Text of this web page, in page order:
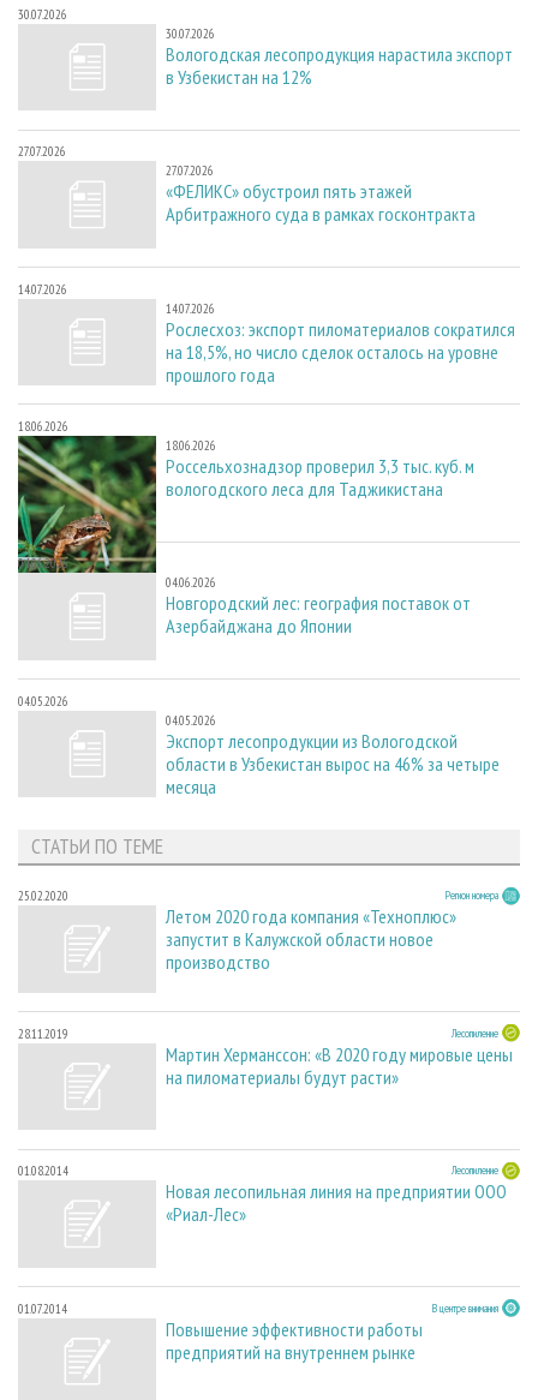
30.07.2026
30.07.2026
Вологодская лесопродукция нарастила экспорт
в Узбекистан на 12%
27.07.2026
27.07.2026
«ФЕЛИКС» обустроил пять этажей
Арбитражного суда в рамках госконтракта
14.07.2026
14.07.2026
Рослесхоз: экспорт пиломатериалов сократился
на 18,5%, но число сделок осталось на уровне
прошлого года
18.06.2026
18.06.2026
Россельхознадзор проверил 3,3 тыс. куб. м
вологодского леса для Таджикистана
04.06.2026
04.06.2026
Новгородский лес: география поставок от
Азербайджана до Японии
04.05.2026
04.05.2026
Экспорт лесопродукции из Вологодской
области в Узбекистан вырос на 46% за четыре
месяца
СТАТЬИ ПО ТЕМЕ
25.02.2020 Регион номера
Летом 2020 года компания «Техноплюс»
запустит в Калужской области новое
производство
28.11.2019 Лесопиление
Мартин Херманссон: «В 2020 году мировые цены
на пиломатериалы будут расти»
01.08.2014 Лесопиление
Новая лесопильная линия на предприятии ООО
«Риал-Лес»
01.07.2014 В центре внимания
Повышение эффективности работы
предприятий на внутреннем рынке